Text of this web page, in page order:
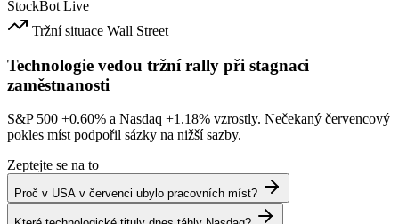
StockBot Live
Tržní situace Wall Street
Technologie vedou tržní rally při stagnaci
zaměstnanosti
S&P 500 +0.60% a Nasdaq +1.18% vzrostly. Nečekaný červencový
pokles míst podpořil sázky na nižší sazby.
Zeptejte se na to
Proč v USA v červenci ubylo pracovních míst?